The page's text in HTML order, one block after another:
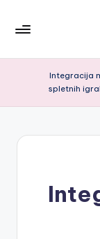
Integracija
spletnih